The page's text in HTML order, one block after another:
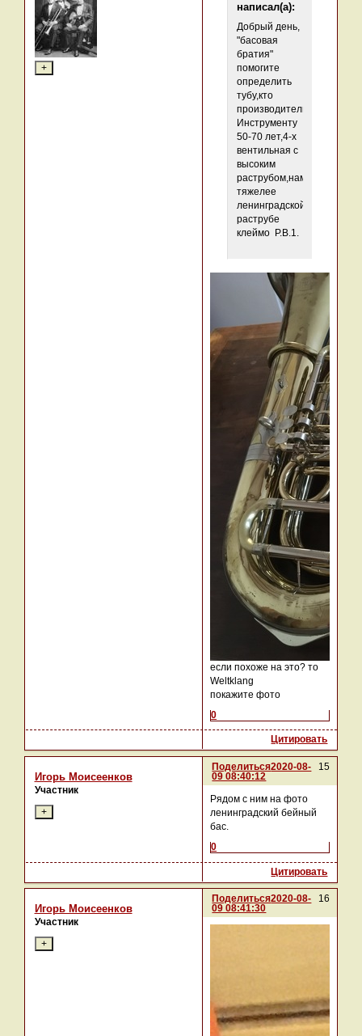
написал(а):
Добрый день,
"басовая
братия"
помогите
определить
тубу,кто
производитель?
Инструменту
50-70 лет,4-х
вентильная с
высоким
раструбом,намного
тяжелее
ленинградской,на
раструбе
клеймо Р.В.1.
если похоже на это? то
Weltklang
покажите фото
0
Цитировать
Поделиться 15
2020-08-
09 08:40:12
Игорь Моисеенков
Участник
Рядом с ним на фото
ленинградский бейный
бас.
0
Цитировать
Поделиться 16
2020-08-
09 08:41:30
Игорь Моисеенков
Участник